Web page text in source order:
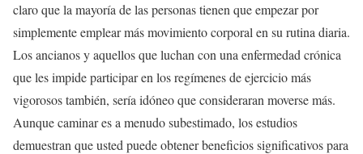
claro que la mayoría de las personas tienen que empezar por
simplemente emplear más movimiento corporal en su rutina diaria.
Los ancianos y aquellos que luchan con una enfermedad crónica
que les impide participar en los regímenes de ejercicio más
vigorosos también, sería idóneo que consideraran moverse más.
Aunque caminar es a menudo subestimado, los estudios
demuestran que usted puede obtener beneficios significativos para